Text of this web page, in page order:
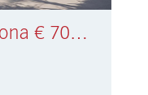
Appartement Estepona € 701.610,-